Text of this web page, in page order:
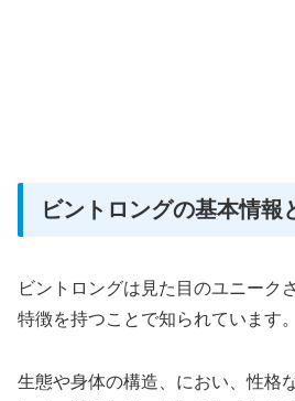
ビントロングの基本情報
ビントロングは見た目のユニーク
特徴を持つことで知られています。
生態や身体の構造、におい、性格